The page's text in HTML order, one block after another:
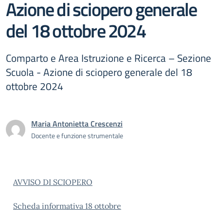
Azione di sciopero generale
del 18 ottobre 2024
Comparto e Area Istruzione e Ricerca – Sezione
Scuola - Azione di sciopero generale del 18
ottobre 2024
Maria Antonietta Crescenzi
Docente e funzione strumentale
AVVISO DI SCIOPERO
Scheda informativa 18 ottobre